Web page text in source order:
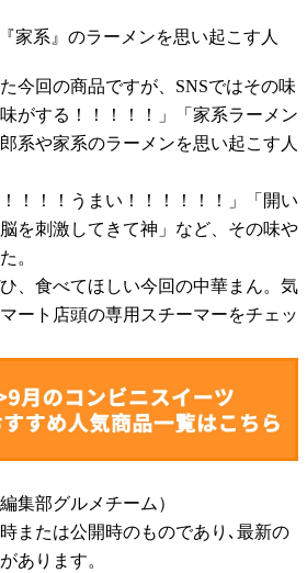
家系』のラーメンを思い起こす人
今回の商品ですが、SNSではその味
がする！！！！！」「家系ラーメン
系や家系のラーメンを思い起こす人
！！！うまい！！！！！！」「開い
を刺激してきて神」など、その味や
。
、食べてほしい今回の中華まん。気
ート店頭の専用スチーマーをチェッ
集部グルメチーム）
または公開時のものであり､最新の
あります。